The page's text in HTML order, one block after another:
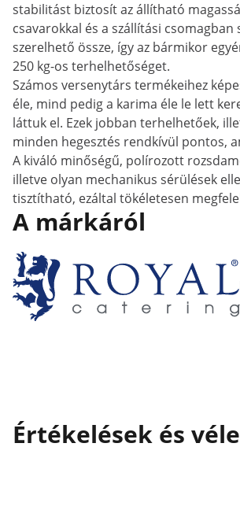
stabilitást biztosít az állítható
csavarokkal és a szállítási
szerelhető össze, így az bármikor
250 kg-os terhelhetőséget.
Számos versenytárs termékeihez
éle, mind pedig a karima éle le lett
láttuk el. Ezek jobban terhelhetőek,
minden hegesztés rendkívül pontos,
A kiváló minőségű, polírozott
illetve olyan mechanikus sérülések
tisztítható, ezáltal tökéletesen
A márkáról
Értékelések és